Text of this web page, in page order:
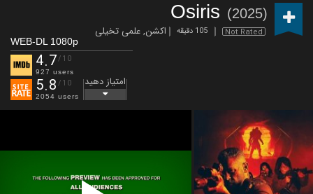
Osiris (2025)
Not Rated 105 دقیقه اکشن,علمی تخیلی
WEB-DL 1080p
4.7/10
927 users
5.8 /10
2054 users
امتیاز دهید